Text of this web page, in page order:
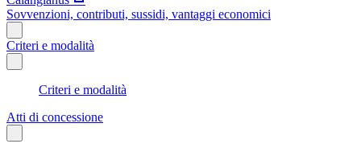
Sovvenzioni, contributi, sussidi, vantaggi economici
Criteri e modalità
Criteri e modalità
Atti di concessione